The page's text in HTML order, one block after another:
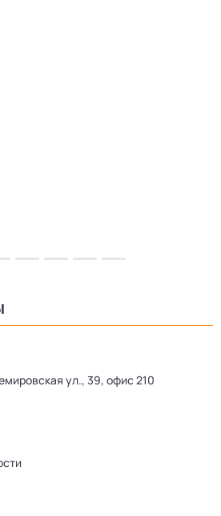
ул., 39, офис 210